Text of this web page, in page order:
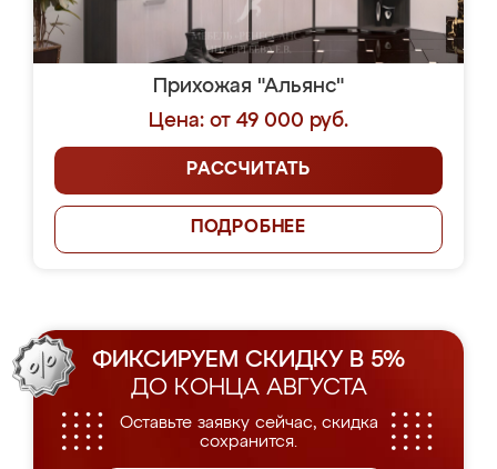
Прихожая "Альянс"
Цена: от 49 000 руб.
РАССЧИТАТЬ
ПОДРОБНЕЕ
ФИКСИРУЕМ СКИДКУ В 5%
ДО КОНЦА АВГУСТА
Оставьте заявку сейчас, скидка
сохранится.